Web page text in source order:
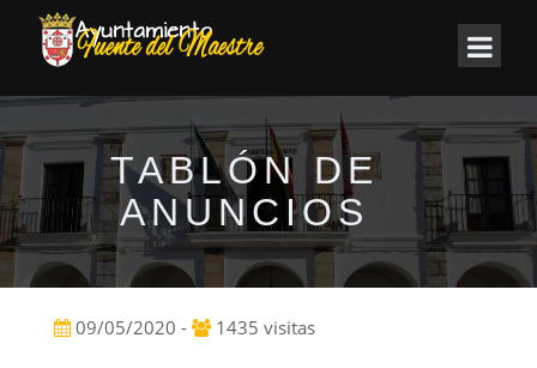
TABLÓN DE
ANUNCIOS
09/05/2020 - 1435 visitas